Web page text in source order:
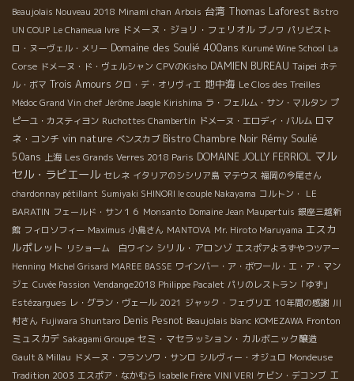
Beaujolais Nouveau 2018 Minami chan Arbois 台湾 Thomas Laforest Bistro
UN COUP Le Chameua Ivre ドメーヌ・ジョリ・フェリオル ブノワ パリビスト
ロ・ヌーヴェル・メリー Domaine des Soulié 400ans Kurumé Wine School La
Corse ドメーヌ・ド・ヴェルシャン CPVのKisho DAMIEN BUREAU Taipei ホテ
ル・ボマ Trois Amours クロ・デ・オリヴィエ 地中海 Le Clos des Treilles
Médoc Grand Vin chef Jérôme Jaegle Kirishima ラ・フェルム・サン・マルタン プ
ピーユ・カスティヨン Ruchottes Chambertin ドメーヌ・エロディ・バルム ロマ
ネ・コンチ vin nature ベンスカブ Bistro Chambre Noir Rémy Soulié
50ans
上海 Les Grands Verres 2018 Paris DOMAINE JOLLY FERRIOL マル
セル・ラピエール セレネ イタリアのシシリア島 マテウス 福岡の今尾さん
chardonnay pétillant Sumiyaki SHINORI le couple Nakayama コルトン・
LE
BARATIN フェールド・サン１６ Monsanto Domaine Jean Maupertuis 銀座三越新
館 フィロソフィー Maximus 小島さん MANTOVA Mr. Hiroto Maruyama エスカ
ルポレット リショーム 白ワイン シリル・アロンゾ エスポアよろずやつツアー
Henning Michel Grisard MAREE BASSE ワインバー・ア・ボワール・エ・ア・マン
ジェ Cuvée Passion Vendange2018 Philippe Pacalet パリのレストラン「ゆず」
Estézargues レ・グラン・ヴェール 2021 ジャック・フェヴリエ 10年間の感謝 川
村さん Fujiwara Shuntaro Denis Pesnot Beaujolais blanc KOMEZAWA Fronton
ミュスカデ Sakagami Groupe セミ・マセラッション・カルボニック醸造
Gault & Millau ドメーヌ・フランソワ・サンロ シルヴィー・オジュロ Mondeuse
Tradition 2003 エスポア・なかむら Isabelle Frère VINI VERI ケビン・デコンブ エ